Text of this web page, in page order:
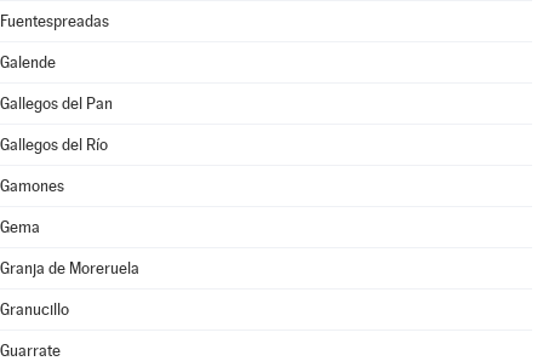
Fuentespreadas
Galende
Gallegos del Pan
Gallegos del Río
Gamones
Gema
Granja de Moreruela
Granucillo
Guarrate